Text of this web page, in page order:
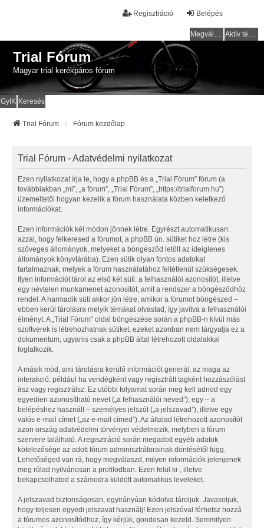
Belépés
Regisztráció
Megválaszolatlan témák Aktív témák
Trial Fórum
Magyar trial kerékpáros fórum
GyIK Keresés
Trial Fórum Fórum kezdőlap
Trial Fórum - Adatvédelmi nyilatkozat
Ezen nyilatkozat írja le, hogy a phpBB és a „Trial Fórum” fórum (a
továbbiakban „mi”, „a fórum”, „Trial Fórum”, „https://trialforum.hu”)
üzemeltetői hogyan kezelik a fórum használata közben keletkező
információkat.
Ezen információk két módon jönnek létre. Egyrészt automatikusan:
azzal, hogy felkeresed a fórumot, a phpBB ún. sütiket hoz létre (kis
szöveges állományok, melyeket a böngésződ letölt az ideiglenes
állományok könyvtárába). Ezen sütik olyan fontos adatokat
tartalmaznak, melyek a fórum használatához feltétlenül szükségesek.
Ilyen információt tárol az első két süti: a felhasználói azonosítót, illetve
egy névtelen munkamenet azonosítót, amit a rendszer a böngésződhöz
rendel. A harmadik süti akkor jön létre, amikor a fórumot böngészed –
ebben kerül tárolásra melyik témákat olvastad, így javítva a felhasználói
élményt. A „Trial Fórum” oldal böngészése során a phpBB-n kívül más
szoftverek is létrehozhatnak sütiket, ezeket azonban nem tárgyalja ez a
dokumentum, ugyanis csak a phpBB által létrehozott oldalakkal
foglalkozik.
A másik mód, ami tárolásra kerülő információt generál, az maga az
interakció: például ha vendégként vagy regisztrált tagként hozzászólást
írsz vagy regisztrálsz. Ez utóbbi folyamat során meg kell adnod egy
egyedien azonosítható nevet („a felhasználói neved”), egy – a
belépéshez használt – személyes jelszót („a jelszavad”), illetve egy
valós e-mail címet („az e-mail címed”). Az általad létrehozott azonosítót
azon ország adatvédelmi törvényei védelmezik, melyben a fórum
szervere található. A regisztráció során megadott egyéb adatok
kötelezősége az adott fórum adminisztrátorainak döntésétől függ.
Lehetőséged van rá, hogy megválaszd, milyen információk jelenjenek
meg rólad nyilvánosan a profilodban. Ezen felül ki-, illetve
bekapcsolhatod a számodra küldött automatikus leveleket.
A jelszavad biztonságosan, egyirányúan kódolva tároljuk. Javasoljuk,
hogy teljesen egyedi jelszavat használj! Ezen jelszóval férhetsz hozzá
a fórumos azonosítódhoz, így kérjük, gondosan kezeld. Semmilyen